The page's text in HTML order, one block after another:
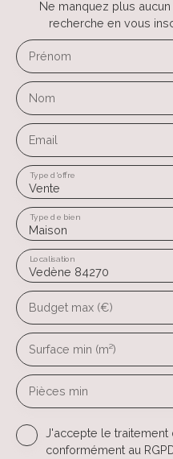
Ne manquez plus
recherche en vous
Prénom
Nom
Email
Vente
Type d'offre
Maison
Type de bien
Vedène 84270
Localisation
Budget max (€)
Surface min (m²)
Pièces min
J'accepte le
conformément au